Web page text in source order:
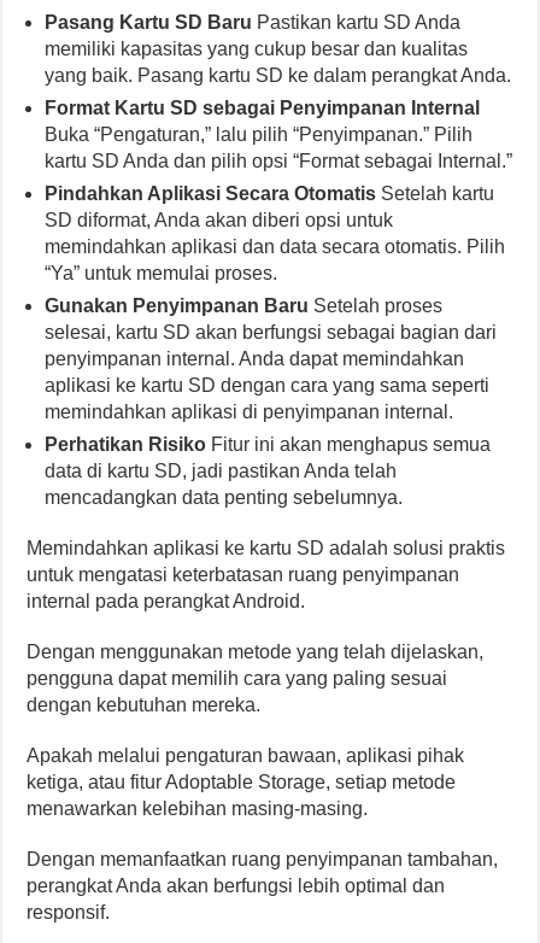
Pasang Kartu SD Baru Pastikan kartu SD Anda
memiliki kapasitas yang cukup besar dan kualitas
yang baik. Pasang kartu SD ke dalam perangkat Anda.
Format Kartu SD sebagai Penyimpanan Internal
Buka “Pengaturan,” lalu pilih “Penyimpanan.” Pilih
kartu SD Anda dan pilih opsi “Format sebagai Internal.”
Pindahkan Aplikasi Secara Otomatis Setelah kartu
SD diformat, Anda akan diberi opsi untuk
memindahkan aplikasi dan data secara otomatis. Pilih
“Ya” untuk memulai proses.
Gunakan Penyimpanan Baru Setelah proses
selesai, kartu SD akan berfungsi sebagai bagian dari
penyimpanan internal. Anda dapat memindahkan
aplikasi ke kartu SD dengan cara yang sama seperti
memindahkan aplikasi di penyimpanan internal.
Perhatikan Risiko Fitur ini akan menghapus semua
data di kartu SD, jadi pastikan Anda telah
mencadangkan data penting sebelumnya.
Memindahkan aplikasi ke kartu SD adalah solusi praktis
untuk mengatasi keterbatasan ruang penyimpanan
internal pada perangkat Android.
Dengan menggunakan metode yang telah dijelaskan,
pengguna dapat memilih cara yang paling sesuai
dengan kebutuhan mereka.
Apakah melalui pengaturan bawaan, aplikasi pihak
ketiga, atau fitur Adoptable Storage, setiap metode
menawarkan kelebihan masing-masing.
Dengan memanfaatkan ruang penyimpanan tambahan,
perangkat Anda akan berfungsi lebih optimal dan
responsif.